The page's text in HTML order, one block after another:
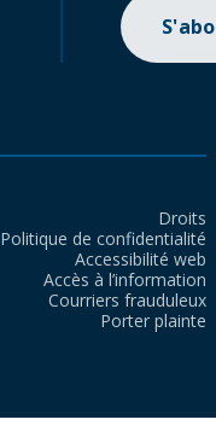
Droits
Politique de confidentialité
Accessibilité web
Accès à l’information
Courriers frauduleux
Porter plainte